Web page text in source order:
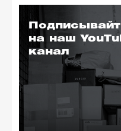
на наш
канал